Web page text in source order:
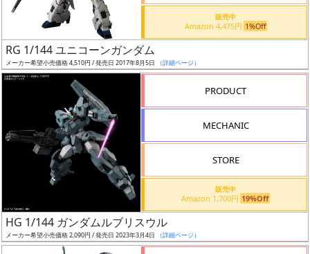
シ
ー
ズ・
タ
ル
況
売
販売中
Amazon 4,475円 1%Off
RG 1/144 ユニコーンガンダム
メーカー希望小売価格 4,510円 / 発売日 2017年8月5日 （詳細ページ）
PRODUCT
MECHANIC
STORE
販売中
Amazon 1,700円 19%Off
HG 1/144 ガンダムルブリスウル
メーカー希望小売価格 2,090円 / 発売日 2023年3月4日 （詳細ページ）